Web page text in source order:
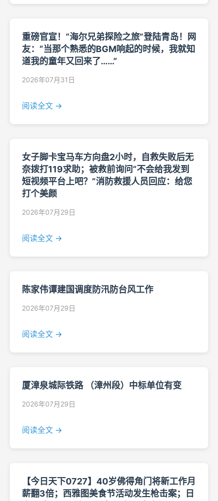
重磅官宣！“海尔兄弟探险之旅”登陆青岛！网
友：“当那个熟悉的BGM响起的时候，我就知
道我的童年又回来了……”
2026年07月31日
阅读全文 →
女子脚卡宝马车方向盘2小时，自救失败后无
奈拨打119求助；被救前询问“不会给我发到
短视频平台上吧？”消防救援人员回应：给您
打个美颜
2026年07月29日
阅读全文 →
陈家伟谭建国调度防汛防台风工作
2026年07月29日
阅读全文 →
厦漳泉城际铁路 （漳州段）中标单位有变
2026年07月29日
阅读全文 →
【今日天下0727】40岁佛得角门将新工作月
薪翻3倍；西雅图美食节活动发生枪击案；日